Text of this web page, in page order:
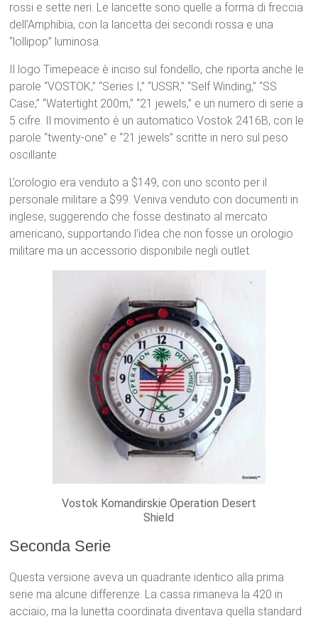
rossi e sette neri. Le lancette sono quelle a forma di freccia
dell’Amphibia, con la lancetta dei secondi rossa e una
“lollipop” luminosa.
Il logo Timepeace è inciso sul fondello, che riporta anche le
parole “VOSTOK,” “Series I,” “USSR,” “Self Winding,” “SS
Case,” “Watertight 200m,” “21 jewels,” e un numero di serie a
5 cifre. Il movimento è un automatico Vostok 2416B, con le
parole “twenty-one” e “21 jewels” scritte in nero sul peso
oscillante.
L’orologio era venduto a $149, con uno sconto per il
personale militare a $99. Veniva venduto con documenti in
inglese, suggerendo che fosse destinato al mercato
americano, supportando l’idea che non fosse un orologio
militare ma un accessorio disponibile negli outlet.
Vostok Komandirskie Operation Desert
Shield
Seconda Serie
Questa versione aveva un quadrante identico alla prima
serie ma alcune differenze. La cassa rimaneva la 420 in
acciaio, ma la lunetta coordinata diventava quella standard